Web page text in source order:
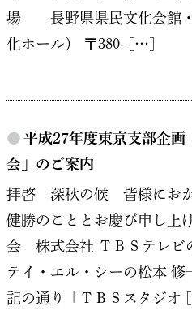
場 長野県県民文化会館・
化ホール） 〒380- […]
● 平成27年度東京支部企画
会」のご案内
拝啓 深秋の候 皆様におか
健勝のこととお慶び申し上
会 株式会社 ＴＢＳテレビ
テイ・エル・シーの松本
記の通り「ＴＢＳスタジオ